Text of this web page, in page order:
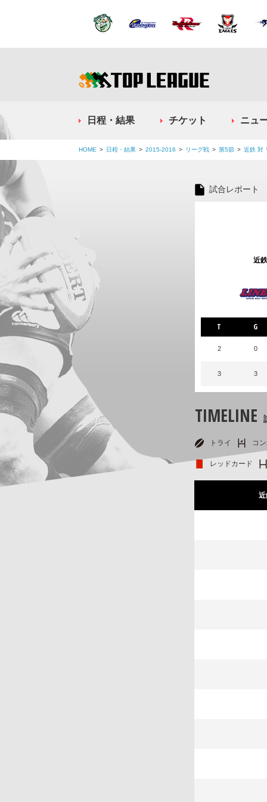
日程・結果 チケット ニュ
HOME 日程・結果 2015-2016 リーグ戦 第5節 近鉄 対
試合レポート
近鉄
T G
2 0
3 3
TIMELINE
トライ コ
レッドカード